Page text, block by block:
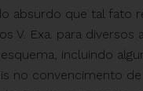
que tal fato
V. Exa. para diversos
incluindo
no convencimento de